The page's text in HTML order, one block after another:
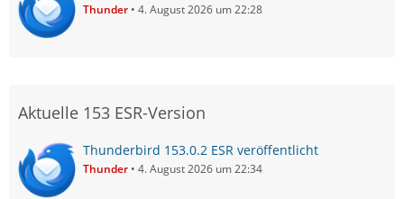
Thunder 4. August 2026 um 22:28
Aktuelle 153 ESR-Version
Thunderbird 153.0.2 ESR veröffentlicht
Thunder 4. August 2026 um 22:34